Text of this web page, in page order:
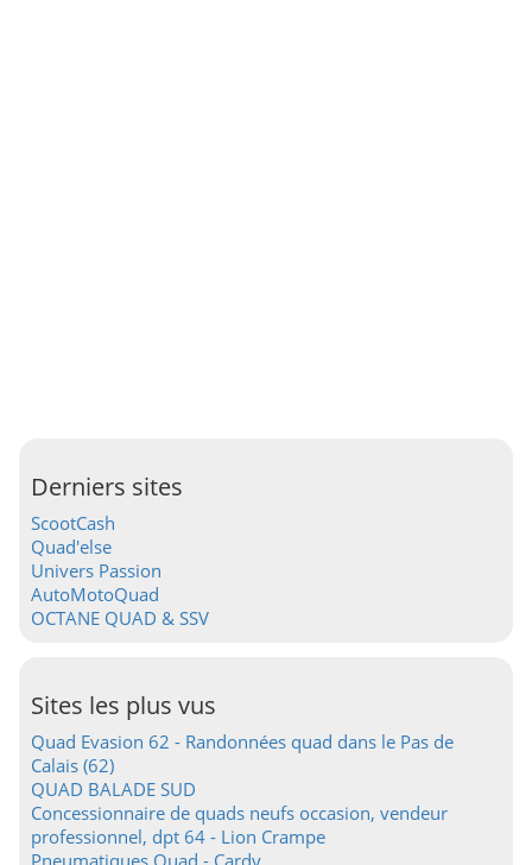
Derniers sites
ScootCash
Quad'else
Univers Passion
AutoMotoQuad
OCTANE QUAD & SSV
Sites les plus vus
Quad Evasion 62 - Randonnées quad dans le Pas de
Calais (62)
QUAD BALADE SUD
Concessionnaire de quads neufs occasion, vendeur
professionnel, dpt 64 - Lion Crampe
Pneumatiques Quad - Cardy